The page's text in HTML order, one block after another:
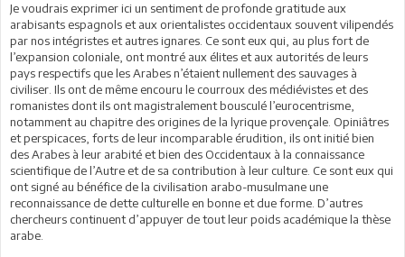
Je voudrais exprimer ici un sentiment de profonde gratitude aux
arabisants espagnols et aux orientalistes occidentaux souvent vilipendés
par nos intégristes et autres ignares. Ce sont eux qui, au plus fort de
l’expansion coloniale, ont montré aux élites et aux autorités de leurs
pays respectifs que les Arabes n’étaient nullement des sauvages à
civiliser. Ils ont de même encouru le courroux des médiévistes et des
romanistes dont ils ont magistralement bousculé l’eurocentrisme,
notamment au chapitre des origines de la lyrique provençale. Opiniâtres
et perspicaces, forts de leur incomparable érudition, ils ont initié bien
des Arabes à leur arabité et bien des Occidentaux à la connaissance
scientifique de l’Autre et de sa contribution à leur culture. Ce sont eux qui
ont signé au bénéfice de la civilisation arabo-musulmane une
reconnaissance de dette culturelle en bonne et due forme. D’autres
chercheurs continuent d’appuyer de tout leur poids académique la thèse
arabe.